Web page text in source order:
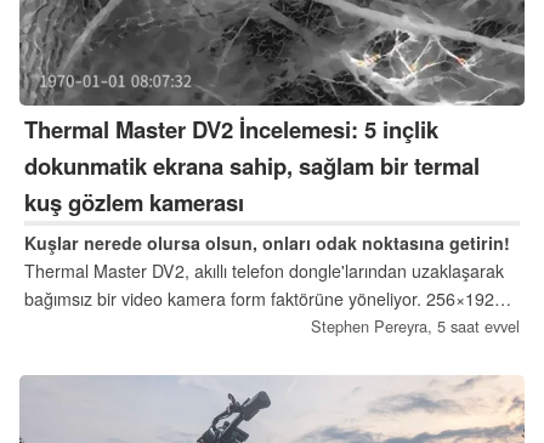
Thermal Master DV2 İncelemesi: 5 inçlik
dokunmatik ekrana sahip, sağlam bir termal
kuş gözlem kamerası
Kuşlar nerede olursa olsun, onları odak noktasına getirin!
Thermal Master DV2, akıllı telefon dongle'larından uzaklaşarak
bağımsız bir video kamera form faktörüne yöneliyor. 256×192
VOx sensör, 5000mAh pil ve 5 inçlik dokunmatik ekrana sahip
görüntüleme aracıdır.
Stephen Pereyra, 5 saat evvel